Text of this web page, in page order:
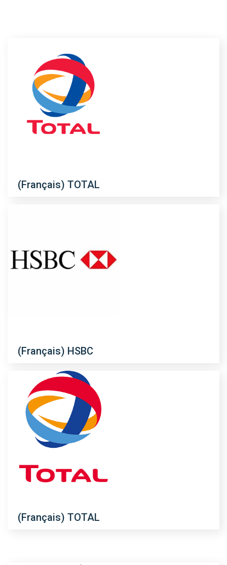
(Français) TOTAL
(Français) HSBC
(Français) TOTAL